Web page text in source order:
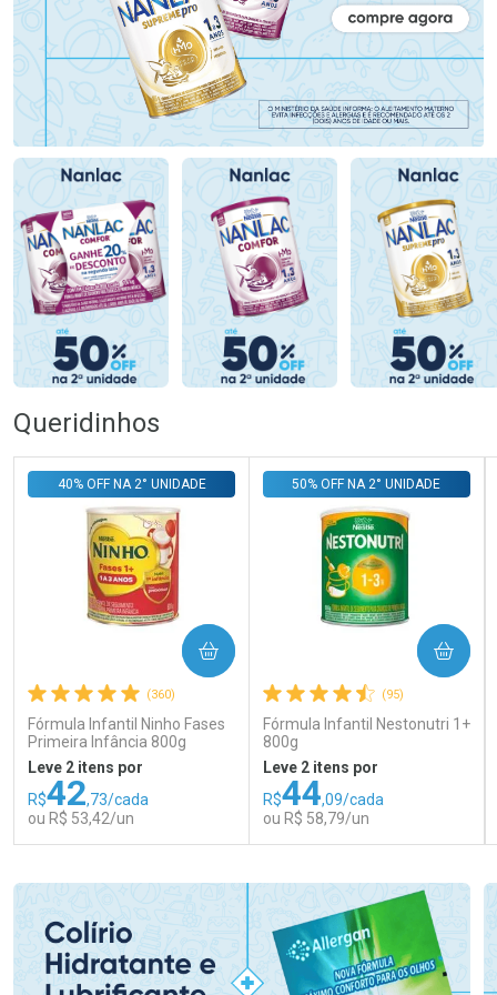
Queridinhos
(360)
Fórmula Infantil Ninho Fases
Primeira Infância 800g
40% OFF NA 2° UNIDADE
Leve 2 itens por
R$42,73/cada
ou R$ 53,42/un
COMPRAR
(95)
Fórmula Infantil Nestonutri 1+
800g
50% OFF NA 2° UNIDADE
Leve 2 itens por
R$44,09/cada
ou R$ 58,79/un
COMPRAR
Laboratório
Por Menos